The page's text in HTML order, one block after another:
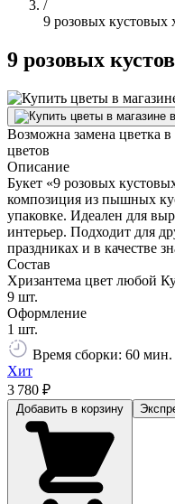
/
9 розовых кустовых
9 розовых
Возможна замена цветка в
цветов
Описание
Букет «9 розовых
композиция из пышных
упаковке. Идеален для
интерьер. Подходит для
праздниках и в качестве
Состав
Хризантема цвет любой
9 шт.
Оформление
1 шт.
Время сборки: 60 мин.
Хит
3 780 ₽